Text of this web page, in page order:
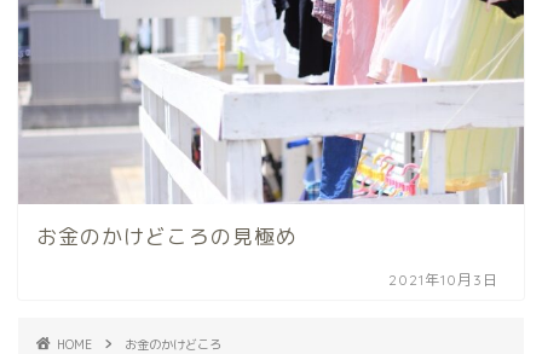
お金のかけどころの見極め
2021年10月3日
HOME お金のかけどころ